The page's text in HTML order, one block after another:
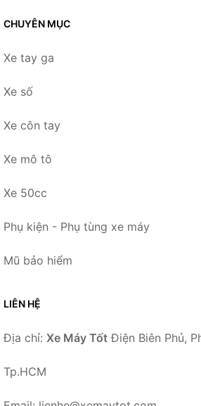
CHUYÊN MỤC
Xe tay ga
Xe số
Xe côn tay
Xe mô tô
Xe 50cc
Phụ kiện - Phụ tùng xe máy
Mũ bảo hiểm
LIÊN HỆ
Địa chỉ: Xe Máy Tốt Điện Biên Phủ,
Tp.HCM